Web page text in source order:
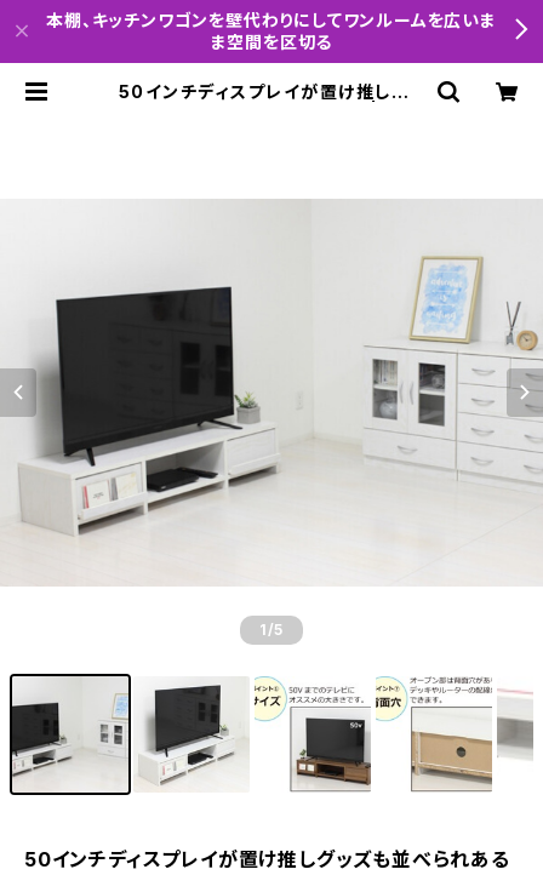
本棚、キッチンワゴンを壁代わりにしてワンルームを広いま
ま空間を区切る
50インチディスプレイが置け推しグッ
1 /5
50インチディスプレイが置け推しグッズも並べられある